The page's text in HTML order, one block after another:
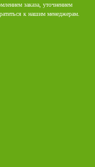
заказа, уточнением
к нашим менеджерам.